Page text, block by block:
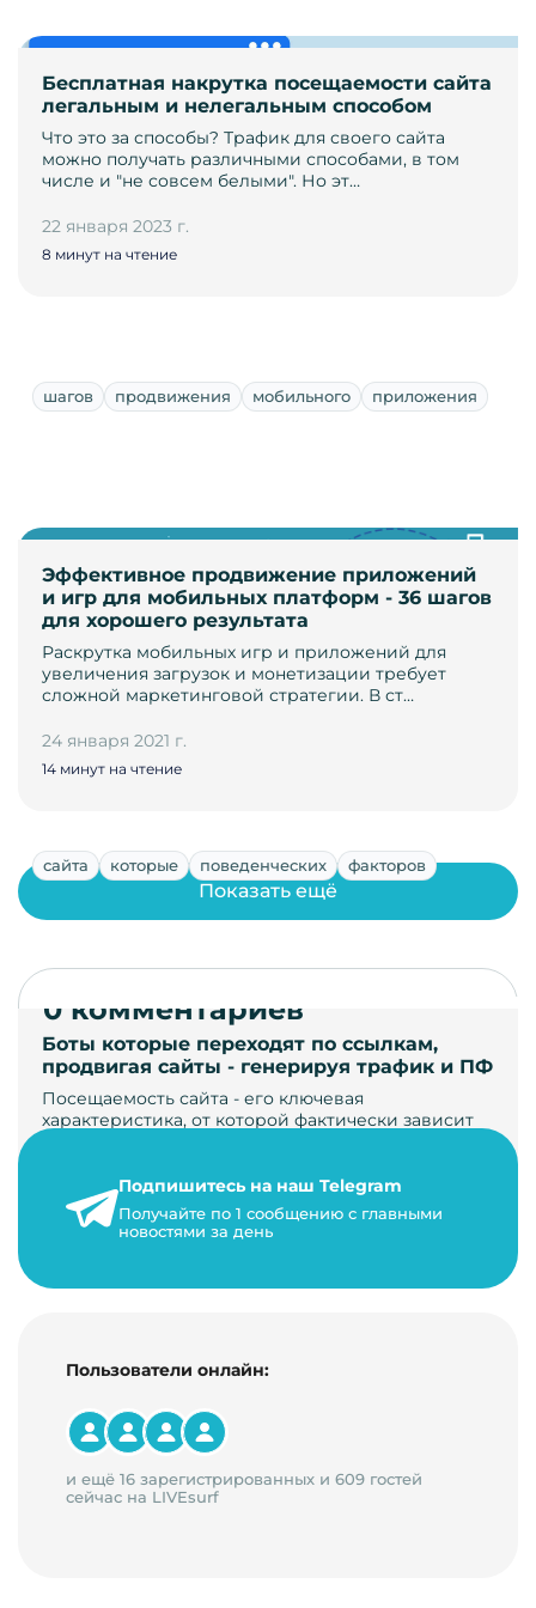
Бесплатная накрутка посещаемости сайта
легальным и нелегальным способом
Что это за способы? Трафик для своего сайта
можно получать различными способами, в том
числе и "не совсем белыми". Но эт…
22 января 2023 г.
8 минут на чтение
шагов продвижения мобильного приложения
Эффективное продвижение приложений
и игр для мобильных платформ - 36 шагов
для хорошего результата
Раскрутка мобильных игр и приложений для
увеличения загрузок и монетизации требует
сложной маркетинговой стратегии. В ст…
24 января 2021 г.
14 минут на чтение
сайта которые поведенческих факторов
Боты которые переходят по ссылкам,
продвигая сайты - генерируя трафик и ПФ
Посещаемость сайта - его ключевая
характеристика, от которой фактически зависит
22 мая 2024 г.
9 минут на чтение
Показать ещё
0 комментариев
Подпишитесь на наш Telegram
Получайте по 1 сообщению с главными
новостями за день
Пользователи онлайн:
и ещё 16 зарегистрированных и 609 гостей
сейчас на LIVEsurf